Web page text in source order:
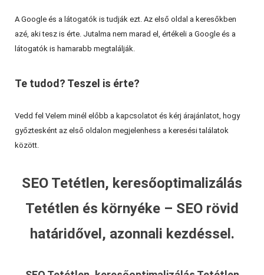
A Google és a látogatók is tudják ezt. Az első oldal a keresőkben
azé, aki tesz is érte. Jutalma nem marad el, értékeli a Google és a
látogatók is hamarabb megtalálják.
Te tudod? Teszel is érte?
Vedd fel Velem minél előbb a kapcsolatot és kérj árajánlatot, hogy
győztesként az első oldalon megjelenhess a keresési találatok
között.
SEO Tetétlen, keresőoptimalizálás
Tetétlen és környéke – SEO rövid
határidővel, azonnali kezdéssel.